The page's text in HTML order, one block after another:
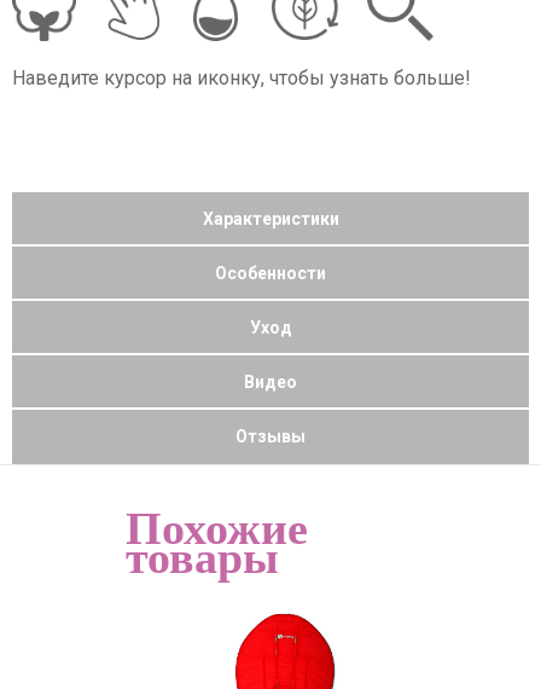
Наведите курсор на иконку, чтобы узнать больше!
Характеристики
Особенности
Уход
Видео
Отзывы
Похожие
товары